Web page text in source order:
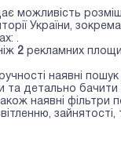
можливість
України,
.
2 рекламних
наявні пошук
та детально бачити
наявні фільтри